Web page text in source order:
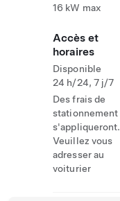
16 kW max
Accès et
horaires
Disponible
24 h/24, 7 j/7
Des frais de
stationnement
s'appliqueront.
Veuillez vous
adresser au
voiturier